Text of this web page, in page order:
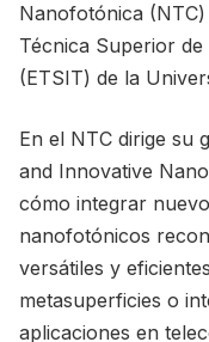
Nanofotónica
Técnica Superior
(ETSIT) de la
En el NTC dirige su
and Innovative
cómo integrar
nanofotónicos
versátiles y
metasuperficies o
aplicaciones en